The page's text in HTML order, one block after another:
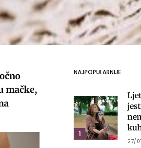
mačke,
NAJPOPULARNIJE
1
27/